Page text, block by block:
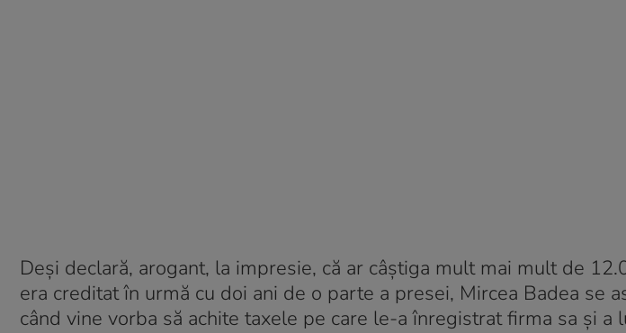
Deși declară, arogant, la impresie, că ar câștiga mult mai mult de
era creditat în urmă cu doi ani de o parte a presei, Mircea Badea se
când vine vorba să achite taxele pe care le-a înregistrat firma sa și a